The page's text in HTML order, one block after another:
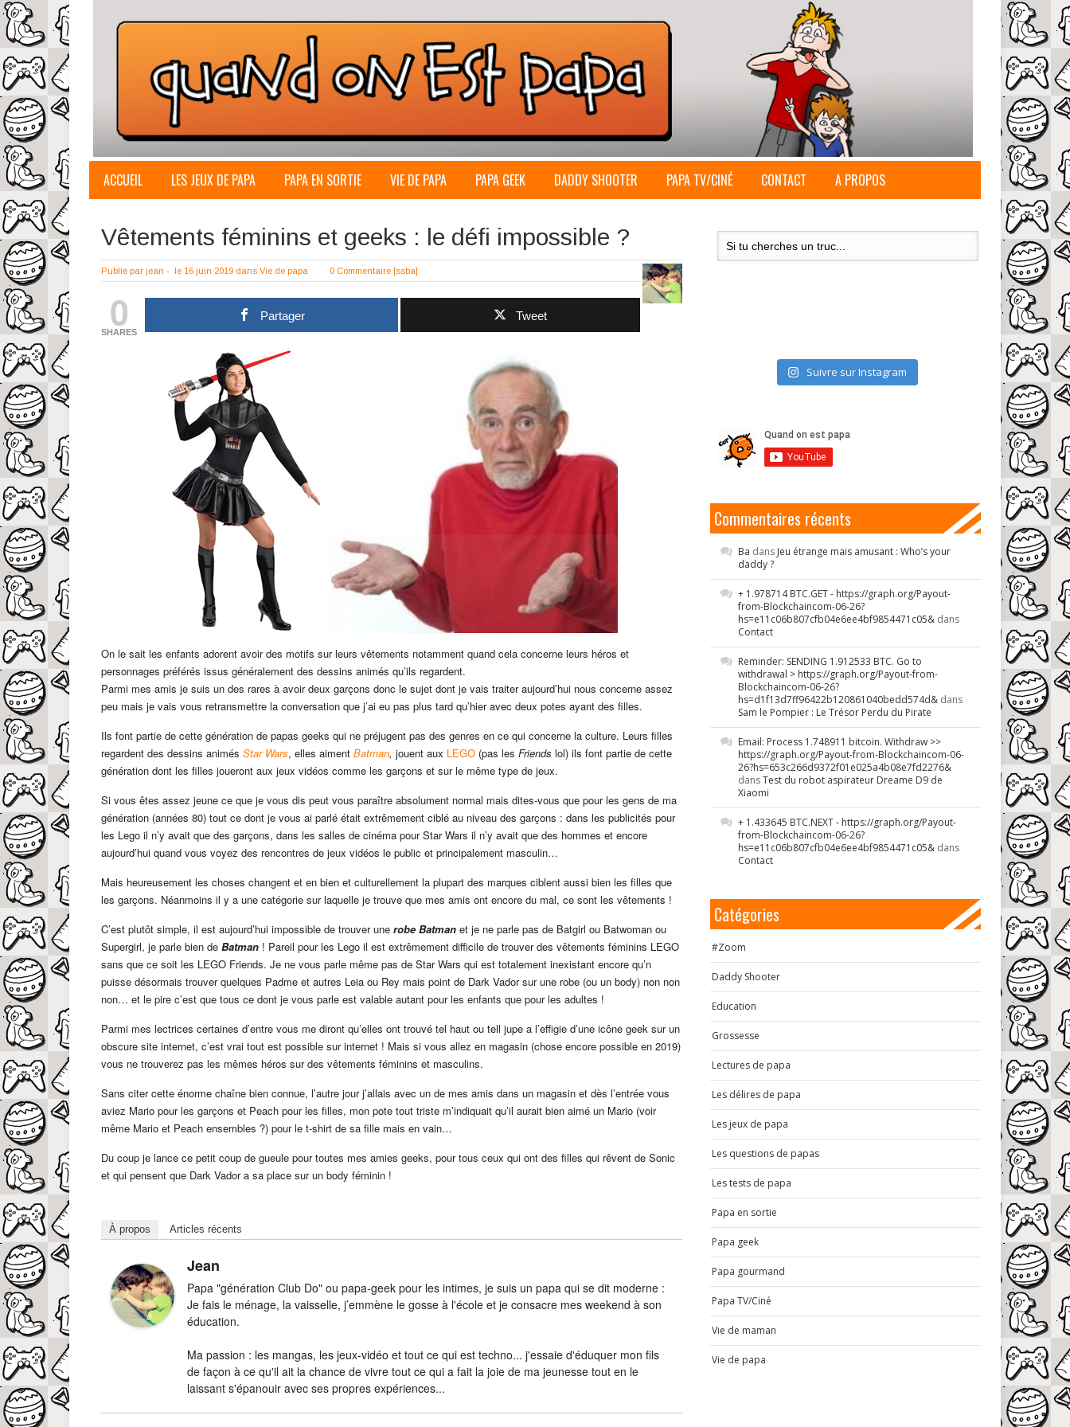
ACCUEIL LES JEUX DE PAPA PAPA EN SORTIE VIE DE PAPA PAPA GEEK DADDY SHOOTER PAPA TV/CINÉ CONTACT A PROPOS
Vêtements féminins et geeks : le défi impossible ?
Publié par jean - le 16 juin 2019 dans Vie de papa 0 Commentaire [ssba]
0
SHARES
Partager Tweet
On le sait les enfants adorent avoir des motifs sur leurs vêtements notamment quand cela concerne leurs héros et
personnages préférés issus généralement des dessins animés qu’ils regardent.
Parmi mes amis je suis un des rares à avoir deux garçons donc le sujet dont je vais traiter aujourd’hui nous concerne assez
peu mais je vais vous retransmettre la conversation que j’ai eu pas plus tard qu’hier avec deux potes ayant des filles.
Ils font partie de cette génération de papas geeks qui ne préjugent pas des genres en ce qui concerne la culture. Leurs filles
regardent des dessins animés Star Wars, elles aiment Batman, jouent aux LEGO (pas les Friends lol) ils font partie de cette
génération dont les filles joueront aux jeux vidéos comme les garçons et sur le même type de jeux.
Si vous êtes assez jeune ce que je vous dis peut vous paraître absolument normal mais dites-vous que pour les gens de ma
génération (années 80) tout ce dont je vous ai parlé était extrêmement ciblé au niveau des garçons : dans les publicités pour
les Lego il n’y avait que des garçons, dans les salles de cinéma pour Star Wars il n’y avait que des hommes et encore
aujourd’hui quand vous voyez des rencontres de jeux vidéos le public et principalement masculin…
Mais heureusement les choses changent et en bien et culturellement la plupart des marques ciblent aussi bien les filles que
les garçons. Néanmoins il y a une catégorie sur laquelle je trouve que mes amis ont encore du mal, ce sont les vêtements !
C’est plutôt simple, il est aujourd’hui impossible de trouver une robe Batman et je ne parle pas de Batgirl ou Batwoman ou
Supergirl, je parle bien de Batman ! Pareil pour les Lego il est extrêmement difficile de trouver des vêtements féminins LEGO
sans que ce soit les LEGO Friends. Je ne vous parle même pas de Star Wars qui est totalement inexistant encore qu’n
puisse désormais trouver quelques Padme et autres Leia ou Rey mais point de Dark Vador sur une robe (ou un body) non non
non… et le pire c’est que tous ce dont je vous parle est valable autant pour les enfants que pour les adultes !
Parmi mes lectrices certaines d’entre vous me diront qu’elles ont trouvé tel haut ou tell jupe a l’effigie d’une icône geek sur un
obscure site internet, c’est vrai tout est possible sur internet ! Mais si vous allez en magasin (chose encore possible en 2019)
vous ne trouverez pas les mêmes héros sur des vêtements féminins et masculins.
Sans citer cette énorme chaîne bien connue, l’autre jour j’allais avec un de mes amis dans un magasin et dès l’entrée vous
aviez Mario pour les garçons et Peach pour les filles, mon pote tout triste m’indiquait qu’il aurait bien aimé un Mario (voir
même Mario et Peach ensembles ?) pour le t-shirt de sa fille mais en vain…
Du coup je lance ce petit coup de gueule pour toutes mes amies geeks, pour tous ceux qui ont des filles qui rêvent de Sonic
et qui pensent que Dark Vador a sa place sur un body féminin !
À propos Articles récents
Jean
Papa "génération Club Do" ou papa-geek pour les intimes, je suis un papa qui se dit moderne :
Je fais le ménage, la vaisselle, j’emmène le gosse à l'école et je consacre mes weekend à son
éducation.
Ma passion : les mangas, les jeux-vidéo et tout ce qui est techno... j'essaie d'éduquer mon fils
de façon à ce qu'il ait la chance de vivre tout ce qui a fait la joie de ma jeunesse tout en le
laissant s'épanouir avec ses propres expériences...
Suivre sur Instagram
Commentaires récents
Ba dans Jeu étrange mais amusant : Who’s your
daddy ?
+ 1.978714 BTC.GET - https://graph.org/Payout-
from-Blockchaincom-06-26?
hs=e11c06b807cfb04e6ee4bf9854471c05& dans
Contact
Reminder: SENDING 1.912533 BTC. Go to
withdrawal > https://graph.org/Payout-from-
Blockchaincom-06-26?
hs=d1f13d7ff96422b120861040bedd574d& dans
Sam le Pompier : Le Trésor Perdu du Pirate
Email: Process 1.748911 bitcoin. Withdraw >>
https://graph.org/Payout-from-Blockchaincom-06-
26?hs=653c266d9372f01e025a4b08e7fd2276&
dansTest du robot aspirateur Dreame D9 de
Xiaomi
+ 1.433645 BTC.NEXT - https://graph.org/Payout-
from-Blockchaincom-06-26?
hs=e11c06b807cfb04e6ee4bf9854471c05& dans
Contact
Catégories
#Zoom
Daddy Shooter
Education
Grossesse
Lectures de papa
Les délires de papa
Les jeux de papa
Les questions de papas
Les tests de papa
Papa en sortie
Papa geek
Papa gourmand
Papa TV/Ciné
Vie de maman
Vie de papa